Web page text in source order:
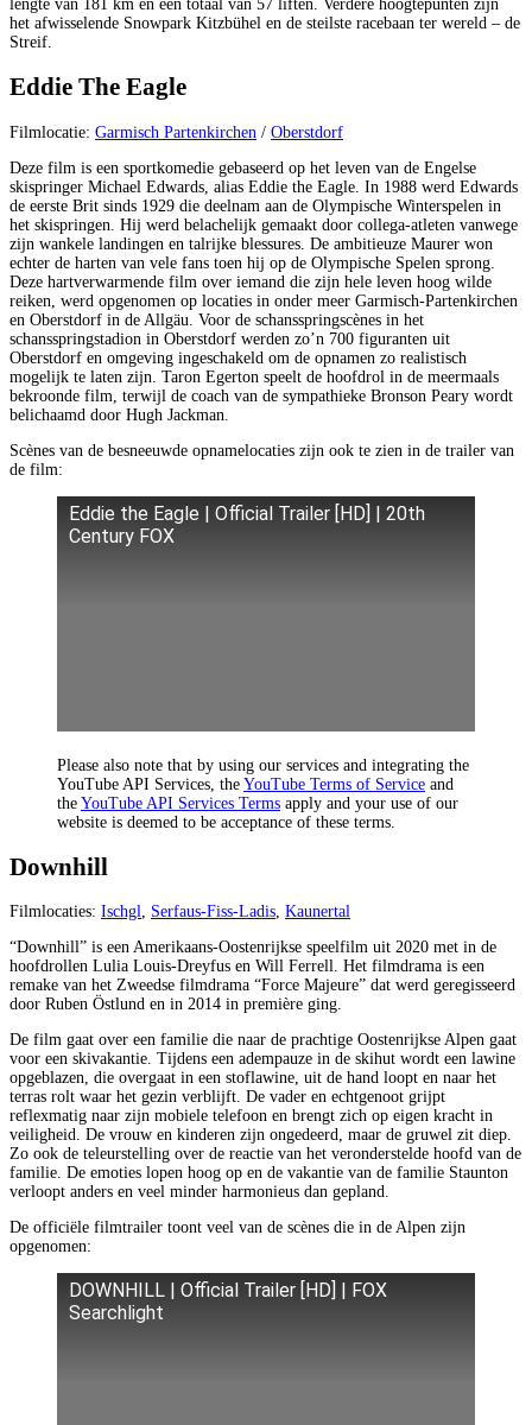
lengte van 181 km en een totaal van 57 liften. Verdere hoogtepunten zijn
het afwisselende Snowpark Kitzbühel en de steilste racebaan ter wereld – de
Streif.
Eddie The Eagle
Filmlocatie: Garmisch Partenkirchen / Oberstdorf
Deze film is een sportkomedie gebaseerd op het leven van de Engelse
skispringer Michael Edwards, alias Eddie the Eagle. In 1988 werd Edwards
de eerste Brit sinds 1929 die deelnam aan de Olympische Winterspelen in
het skispringen. Hij werd belachelijk gemaakt door collega-atleten vanwege
zijn wankele landingen en talrijke blessures. De ambitieuze Maurer won
echter de harten van vele fans toen hij op de Olympische Spelen sprong.
Deze hartverwarmende film over iemand die zijn hele leven hoog wilde
reiken, werd opgenomen op locaties in onder meer Garmisch-Partenkirchen
en Oberstdorf in de Allgäu. Voor de schansspringscènes in het
schansspringstadion in Oberstdorf werden zo’n 700 figuranten uit
Oberstdorf en omgeving ingeschakeld om de opnamen zo realistisch
mogelijk te laten zijn. Taron Egerton speelt de hoofdrol in de meermaals
bekroonde film, terwijl de coach van de sympathieke Bronson Peary wordt
belichaamd door Hugh Jackman.
Scènes van de besneeuwde opnamelocaties zijn ook te zien in de trailer van
de film:
Eddie the Eagle | Official Trailer [HD] | 20th
Century FOX
Please also note that by using our services and integrating the
YouTube API Services, the YouTube Terms of Service and
the YouTube API Services Terms apply and your use of our
website is deemed to be acceptance of these terms.
Downhill
Filmlocaties: Ischgl, Serfaus-Fiss-Ladis, Kaunertal
“Downhill” is een Amerikaans-Oostenrijkse speelfilm uit 2020 met in de
hoofdrollen Lulia Louis-Dreyfus en Will Ferrell. Het filmdrama is een
remake van het Zweedse filmdrama “Force Majeure” dat werd geregisseerd
door Ruben Östlund en in 2014 in première ging.
De film gaat over een familie die naar de prachtige Oostenrijkse Alpen gaat
voor een skivakantie. Tijdens een adempauze in de skihut wordt een lawine
opgeblazen, die overgaat in een stoflawine, uit de hand loopt en naar het
terras rolt waar het gezin verblijft. De vader en echtgenoot grijpt
reflexmatig naar zijn mobiele telefoon en brengt zich op eigen kracht in
veiligheid. De vrouw en kinderen zijn ongedeerd, maar de gruwel zit diep.
Zo ook de teleurstelling over de reactie van het veronderstelde hoofd van de
familie. De emoties lopen hoog op en de vakantie van de familie Staunton
verloopt anders en veel minder harmonieus dan gepland.
De officiële filmtrailer toont veel van de scènes die in de Alpen zijn
opgenomen:
DOWNHILL | Official Trailer [HD] | FOX
Searchlight